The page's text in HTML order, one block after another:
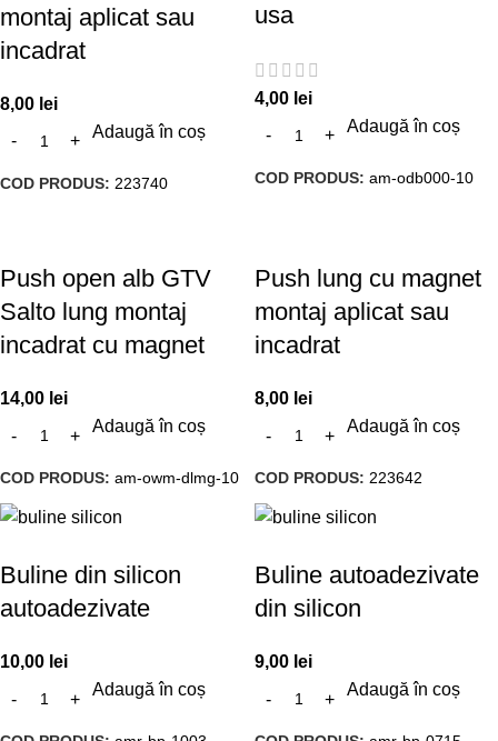
montaj aplicat sau
incadrat
8,00 lei
Adaugă în coș
COD PRODUS: 223740
usa
4,00 lei
Adaugă în coș
COD PRODUS: am-odb000-10
Push open alb GTV
Salto lung montaj
incadrat cu magnet
14,00 lei
Adaugă în coș
COD PRODUS: am-owm-dlmg-10
Push lung cu magnet
montaj aplicat sau
incadrat
8,00 lei
Adaugă în coș
COD PRODUS: 223642
Buline din silicon
autoadezivate
10,00 lei
Adaugă în coș
Buline autoadezivate
din silicon
9,00 lei
Adaugă în coș